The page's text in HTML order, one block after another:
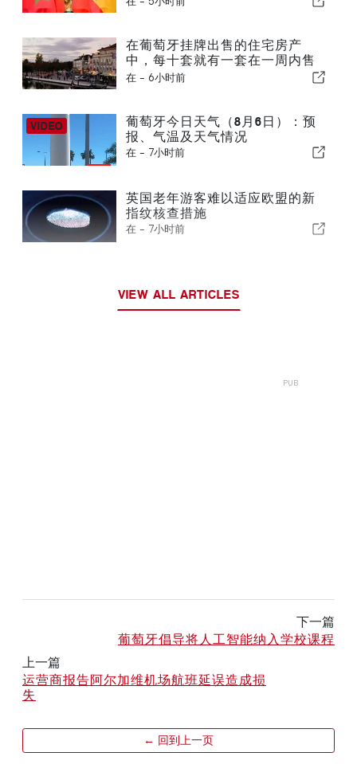
在葡萄牙挂牌出售的住宅房产
中，每十套就有一套在一周内售
出
在 - 6小时前
葡萄牙今日天气（8月6日）：预
报、气温及天气情况
在 - 7小时前
英国老年游客难以适应欧盟的新
指纹核查措施
在 - 7小时前
VIEW ALL ARTICLES
下一篇
葡萄牙倡导将人工智能纳入学校课程
上一篇
运营商报告阿尔加维机场航班延误造成损
失
← 回到上一页